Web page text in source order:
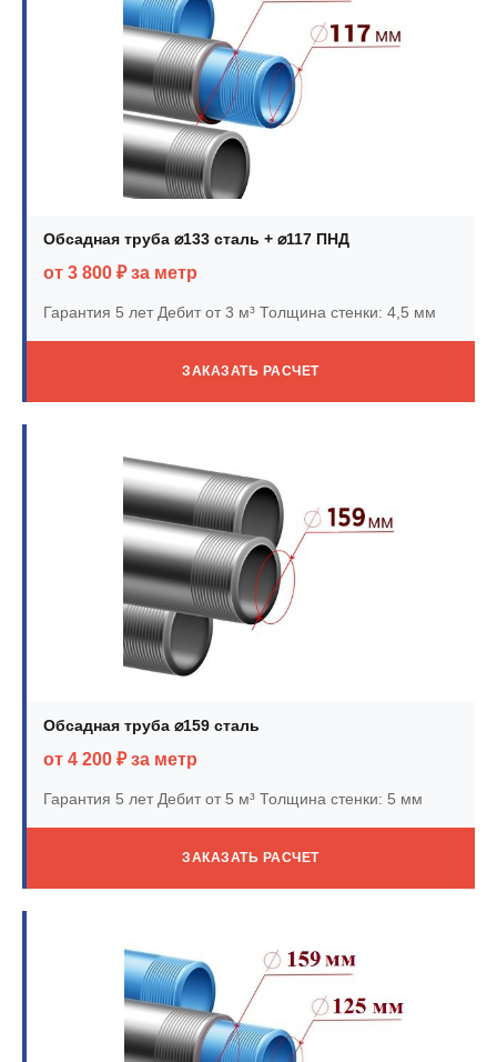
Обсадная труба ⌀133 сталь + ⌀117 ПНД
от 3 800 ₽ за метр
Гарантия 5 летДебит от 3 м³ Толщина стенки: 4,5 мм
ЗАКАЗАТЬ РАСЧЕТ
Обсадная труба ⌀159 сталь
от 4 200 ₽ за метр
Гарантия 5 летДебит от 5 м³ Толщина стенки: 5 мм
ЗАКАЗАТЬ РАСЧЕТ